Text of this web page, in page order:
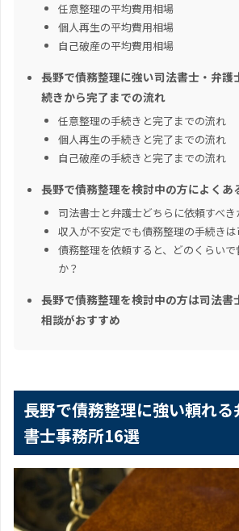
任意整理の平均費用相場
個人再生の平均費用相場
自己破産の平均費用相場
長野で債務整理に強い司法書士・弁護
続きから完了までの流れ
任意整理の手続きと完了までの流れ
個人再生の手続きと完了までの流れ
自己破産の手続きと完了までの流れ
長野で債務整理を検討中の方によくあ
司法書士と弁護士どちらに依頼すべき
収入が不安定でも債務整理の手続きは
債務整理を依頼すると、どのくらい
か？
長野で債務整理を検討中の方は司法書
相談がおすすめ
長野で債務整理に強い頼れ
書士事務所16選